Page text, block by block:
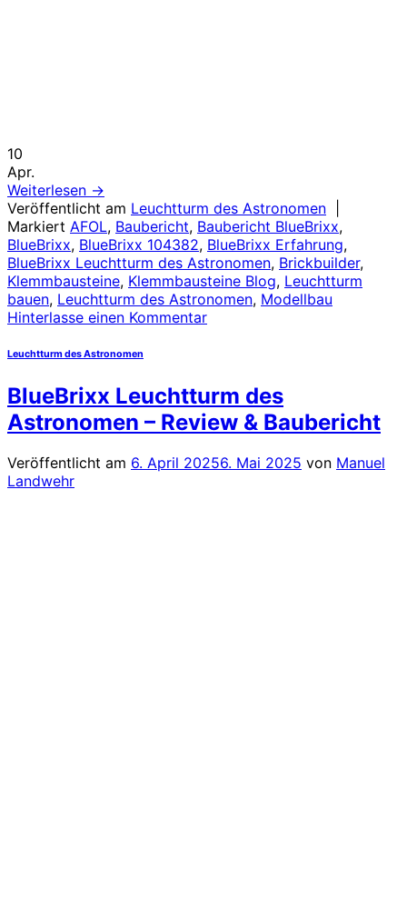
10
Apr.
Weiterlesen →
Veröffentlicht am Leuchtturm des Astronomen
Markiert AFOL, Baubericht, Baubericht BlueBrixx,
BlueBrixx, BlueBrixx 104382, BlueBrixx Erfahrung,
BlueBrixx Leuchtturm des Astronomen, Brickbuilder,
Klemmbausteine, Klemmbausteine Blog, Leuchtturm
bauen, Leuchtturm des Astronomen, Modellbau
Hinterlasse einen Kommentar
Leuchtturm des Astronomen
BlueBrixx Leuchtturm des
Astronomen – Review & Baubericht
Veröffentlicht am 6. April 20256. Mai 2025 von Manuel
Landwehr